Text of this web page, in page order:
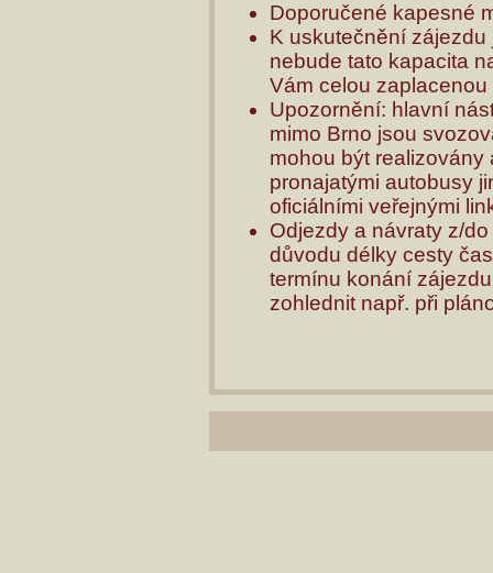
Doporučené kapesné
K uskutečnění
nebude tato kapacita
Vám celou
Upozornění: hlavní
mimo Brno jsou
mohou být
pronajatými autobusy
oficiálními veřejnými
Odjezdy a návraty z/
důvodu délky cesty
termínu konání
zohlednit např. při